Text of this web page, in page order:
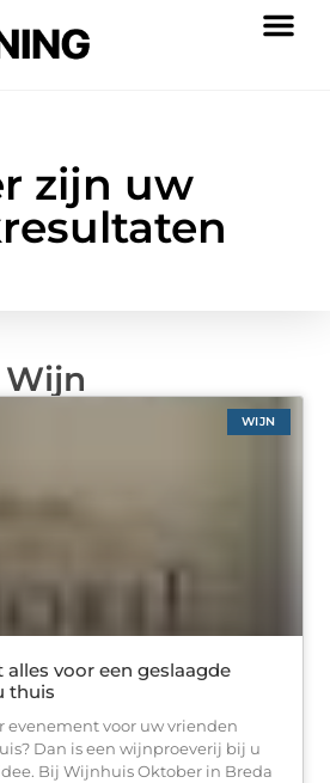
zijn uw
Wijn
WIJN
voor een geslaagde
thuis
evenement voor uw vrienden
Dan is een wijnproeverij bij u
Bij Wijnhuis Oktober in Breda